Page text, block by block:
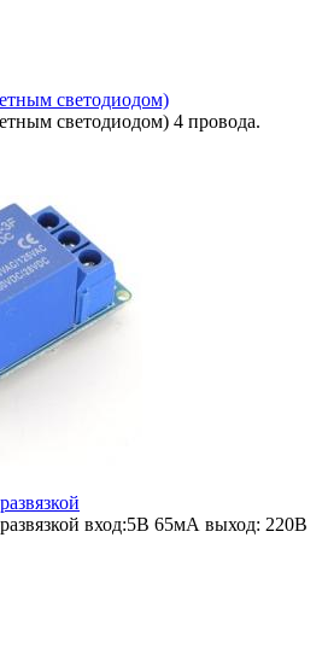
светодиодом)
светодиодом) 4 провода.
вход:5В 65мА выход: 220В